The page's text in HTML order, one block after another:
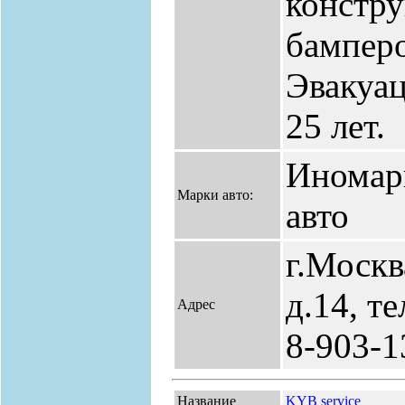
25 лет.
Марки авто:
авто
Адрес
д.14,
8-903-
Название KYB service